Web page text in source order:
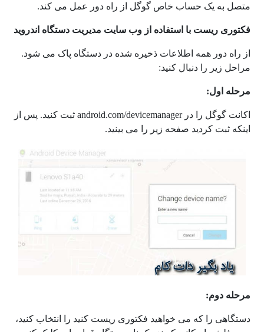
متصل به یک حساب خاص گوگل از راه دور عمل می کند.
فکتوری ریست با استفاده از وب سایت مدیریت دستگاه اندروید
از راه دور همه اطلاعات ذخیره شده در دستگاه پاک می شود.
مراحل زیر را دنبال کنید:
مرحله اول:
اکانت گوگل را در android.com/devicemanager ثبت کنید. پس از
اینکه ثبت کردید صفحه زیر را می بینید.
مرحله دوم:
دستگاهی را که می خواهید فکتوری ریست کنید را انتخاب کنید،